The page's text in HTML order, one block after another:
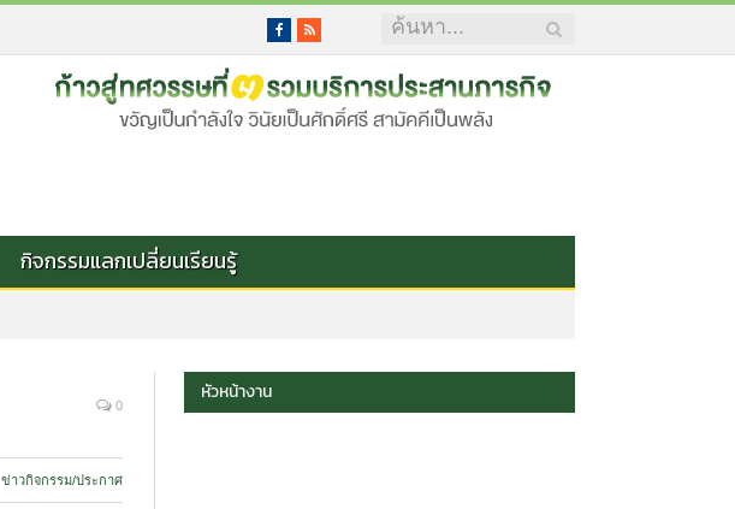
Facebook
RSS
กิจกรรมแลกเปลี่ยนเรียนรู้
0
ข่าวกิจกรรม/ประกาศ
หัวหน้างาน